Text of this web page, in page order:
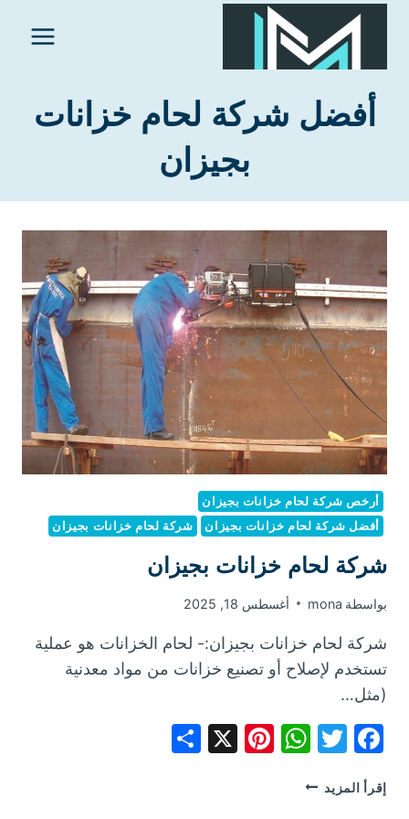
أفضل شركة لحام خزانات
بجيزان
أرخص شركة لحام خزانات بجيزان
أفضل شركة لحام خزانات بجيزان
شركة لحام خزانات بجيزان
شركة لحام خزانات بجيزان
بواسطة mona أغسطس 18, 2025
شركة لحام خزانات بجيزان:- لحام الخزانات هو عملية
تستخدم لإصلاح أو تصنيع خزانات من مواد معدنية
(مثل…
Facebook
Twitter
WhatsApp
Pinterest
X
إقرأ المزيد شركة